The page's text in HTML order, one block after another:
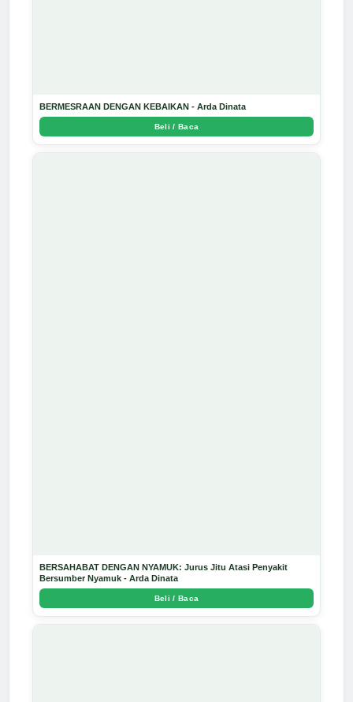
BERMESRAAN DENGAN KEBAIKAN - Arda Dinata
Beli / Baca
BERSAHABAT DENGAN NYAMUK: Jurus Jitu Atasi Penyakit
Bersumber Nyamuk - Arda Dinata
Beli / Baca